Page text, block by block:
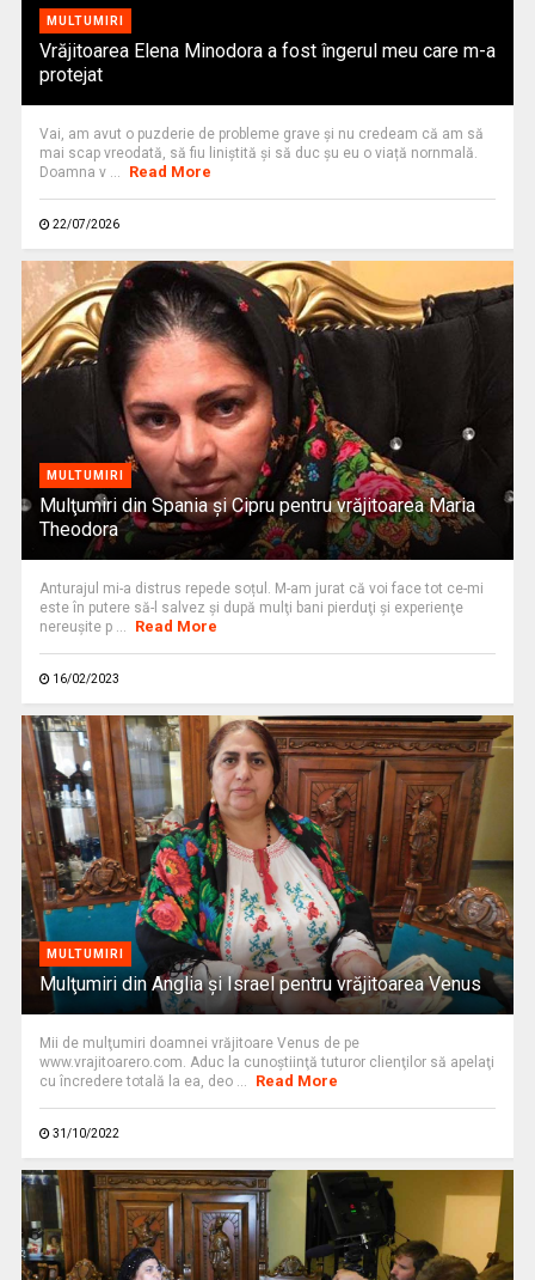
MULTUMIRI
Vrăjitoarea Elena Minodora a fost îngerul meu care m-a
protejat
Vai, am avut o puzderie de probleme grave și nu credeam că am să
mai scap vreodată, să fiu liniștită și să duc șu eu o viață nornmală.
Doamna v ...
Read More
22/07/2026
MULTUMIRI
Mulţumiri din Spania și Cipru pentru vrăjitoarea Maria
Theodora
Anturajul mi-a distrus repede soțul. M-am jurat că voi face tot ce-mi
este în putere să-l salvez şi după mulţi bani pierduţi şi experienţe
nereuşite p ...
Read More
16/02/2023
MULTUMIRI
Mulţumiri din Anglia și Israel pentru vrăjitoarea Venus
Mii de mulţumiri doamnei vrăjitoare Venus de pe
www.vrajitoarero.com. Aduc la cunoştiinţă tuturor clienţilor să apelaţi
cu încredere totală la ea, deo ...
Read More
31/10/2022